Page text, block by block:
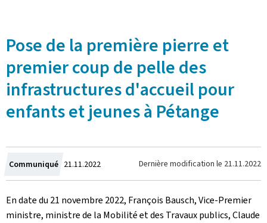
Pose de la première pierre et
premier coup de pelle des
infrastructures d'accueil pour
enfants et jeunes à Pétange
Communiqué Crée
le
21.11.2022 Dernière modification le 21.11.2022
En date du 21 novembre 2022, François Bausch, Vice-Premier
ministre, ministre de la Mobilité et des Travaux publics, Claude